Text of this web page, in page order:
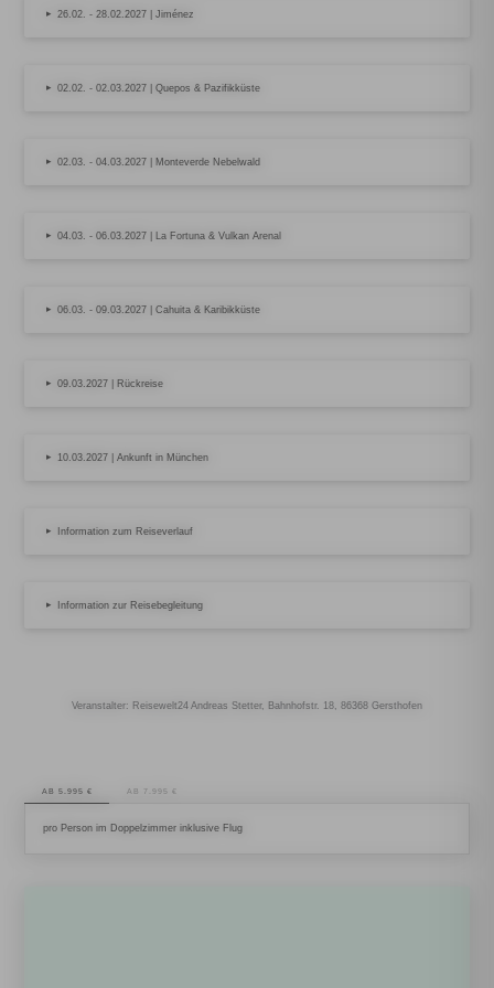
▸ 26.02. - 28.02.2027 | Jiménez
▸ 02.02. - 02.03.2027 | Quepos & Pazifikküste
▸ 02.03. - 04.03.2027 | Monteverde Nebelwald
▸ 04.03. - 06.03.2027 | La Fortuna & Vulkan Arenal
▸ 06.03. - 09.03.2027 | Cahuita & Karibikküste
▸ 09.03.2027 | Rückreise
▸ 10.03.2027 | Ankunft in München
▸ Information zum Reiseverlauf
▸ Information zur Reisebegleitung
Veranstalter: Reisewelt24 Andreas Stetter, Bahnhofstr. 18, 86368 Gersthofen
AB 5.995 € AB 7.995 €
pro Person im Doppelzimmer inklusive Flug